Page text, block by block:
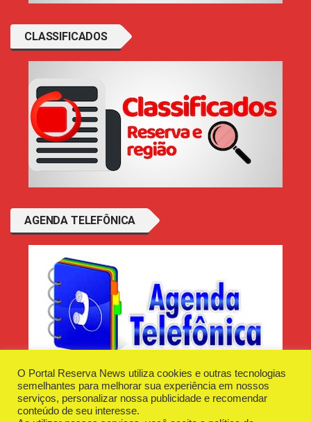
CLASSIFICADOS
AGENDA TELEFÔNICA
O Portal Reserva News utiliza cookies e outras tecnologias
semelhantes para melhorar sua experiência em nossos
serviços, personalizar nossa publicidade e recomendar
conteúdo de seu interesse.